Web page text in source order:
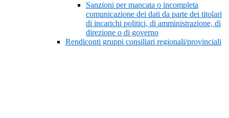
Sanzioni per mancata o incompleta
comunicazione dei dati da parte dei titolari
di incarichi politici, di amministrazione, di
direzione o di governo
Rendiconti gruppi consiliari regionali/provinciali